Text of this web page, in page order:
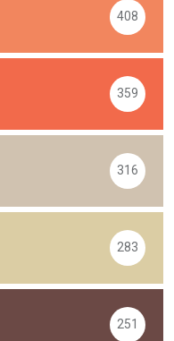
408
359
316
283
251